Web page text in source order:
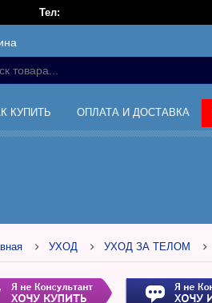
Тел:
КУПИТЬ ОПЛАТА И ДОСТАВКА
УХОД УХОД ЗА ТЕЛОМ